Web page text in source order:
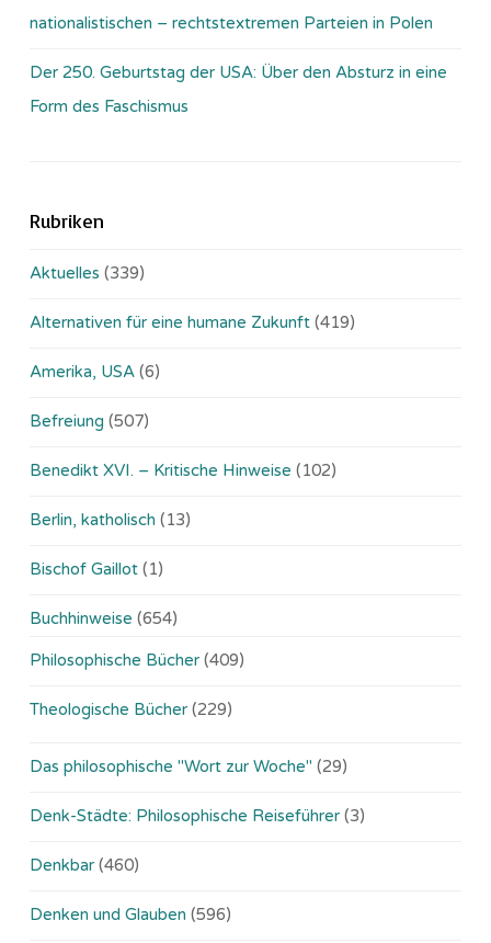
nationalistischen – rechtstextremen Parteien in Polen
Der 250. Geburtstag der USA: Über den Absturz in eine
Form des Faschismus
Rubriken
Aktuelles (339)
Alternativen für eine humane Zukunft (419)
Amerika, USA (6)
Befreiung (507)
Benedikt XVI. – Kritische Hinweise (102)
Berlin, katholisch (13)
Bischof Gaillot (1)
Buchhinweise (654)
Philosophische Bücher (409)
Theologische Bücher (229)
Das philosophische "Wort zur Woche" (29)
Denk-Städte: Philosophische Reiseführer (3)
Denkbar (460)
Denken und Glauben (596)